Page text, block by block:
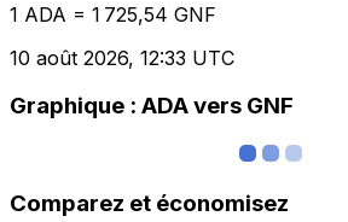
1 ADA = 1 725,54 GNF
10 août 2026, 12:33 UTC
Graphique : ADA vers GNF
Comparez et économisez